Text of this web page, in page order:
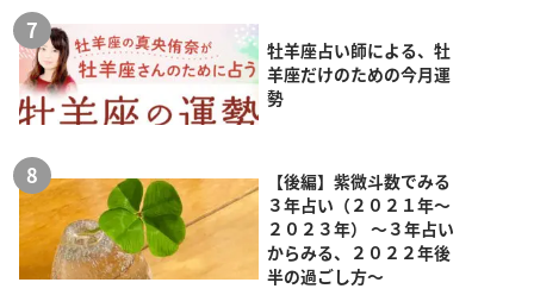
牡羊座占い師による、牡
羊座だけのための今月運
勢
【後編】紫微斗数でみる
３年占い（２０２１年～
２０２３年） ～３年占い
からみる、２０２２年後
半の過ごし方～